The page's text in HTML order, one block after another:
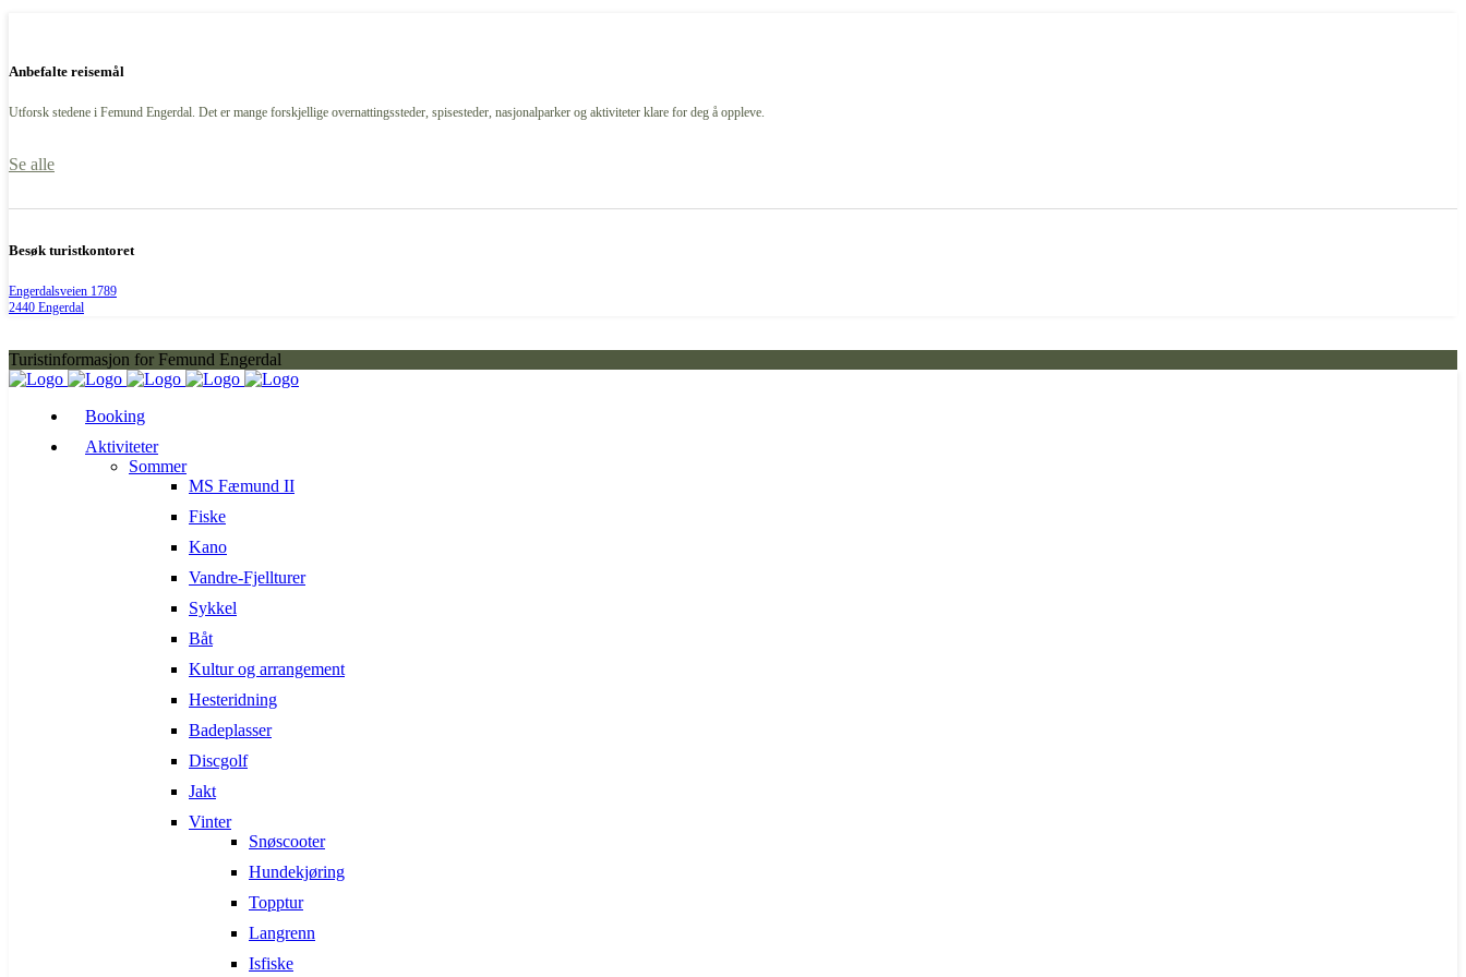
Anbefalte reisemål
Utforsk stedene i Femund Engerdal. Det er mange forskjellige overnattingssteder, spisesteder, nasjonalparker og aktiviteter klare for deg å oppleve.
Se alle
Besøk turistkontoret
Engerdalsveien 1789
2440 Engerdal
Turistinformasjon for Femund Engerdal
Booking
Aktiviteter
Sommer
MS Fæmund II
Fiske
Kano
Vandre-Fjellturer
Sykkel
Båt
Kultur og arrangement
Hesteridning
Badeplasser
Discgolf
Jakt
Vinter
Snøscooter
Hundekjøring
Topptur
Langrenn
Isfiske